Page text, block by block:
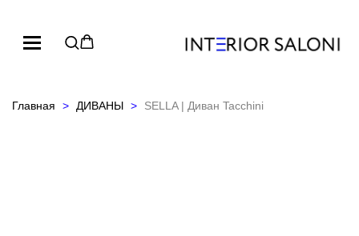
Главная ДИВАНЫ SELLA | Диван Tacchini